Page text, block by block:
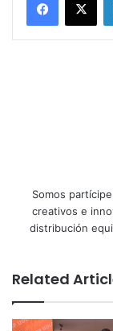
Somos
creativos e
distribución
Related